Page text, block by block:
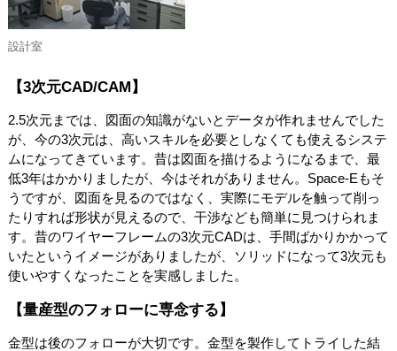
設計室
【3次元CAD/CAM】
2.5次元までは、図面の知識がないとデータが作れませんでした
が、今の3次元は、高いスキルを必要としなくても使えるシステ
ムになってきています。昔は図面を描けるようになるまで、最
低3年はかかりましたが、今はそれがありません。Space-Eもそ
うですが、図面を見るのではなく、実際にモデルを触って削っ
たりすれば形状が見えるので、干渉なども簡単に見つけられま
す。昔のワイヤーフレームの3次元CADは、手間ばかりかかって
いたというイメージがありましたが、ソリッドになって3次元も
使いやすくなったことを実感しました。
【量産型のフォローに専念する】
金型は後のフォローが大切です。金型を製作してトライした結